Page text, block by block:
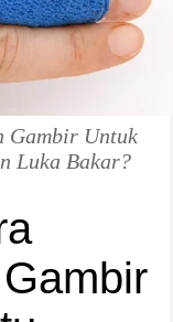
Gambir Untuk
Luka Bakar?